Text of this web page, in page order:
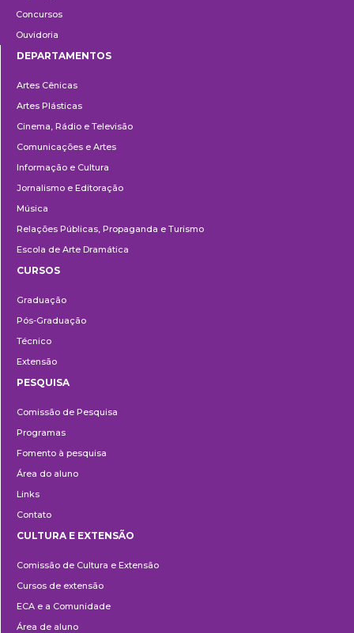
Concursos
Ouvidoria
DEPARTAMENTOS
Artes Cênicas
Artes Plásticas
Cinema, Rádio e Televisão
Comunicações e Artes
Informação e Cultura
Jornalismo e Editoração
Música
Relações Públicas, Propaganda e Turismo
Escola de Arte Dramática
CURSOS
Graduação
Pós-Graduação
Técnico
Extensão
PESQUISA
Comissão de Pesquisa
Programas
Fomento à pesquisa
Área do aluno
Links
Contato
e
Extensão
CULTURA E EXTENSÃO
Comissão de Cultura e Extensão
Cursos de extensão
ECA e a Comunidade
Área de aluno